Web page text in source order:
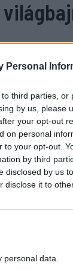
Personal
third parties,
by us, please
your opt-out
on personal
your opt-out.
by third
disclosed by us
disclose it to
data.
már
2017-től
és